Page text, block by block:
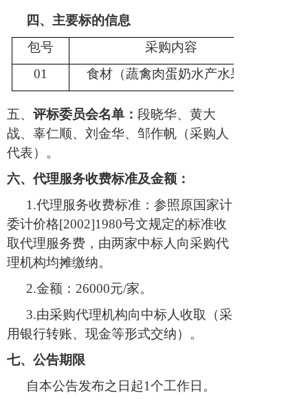
四、主要标的信息
包号
采购内容
01
食材（蔬禽肉蛋奶水产水果）
五、 评标委员会名单： 段晓华、 黄大
战、 辜仁顺、 刘金华、 邹作帆 （采购人
代表）。
六、代理服务收费标准及金额：
1.代理服务收费标准：参照原国家计
委计价格[2002]1980号文规定的标准收
取代理服务费，由两家中标人向采购代
理机构均摊缴纳。
2.金额： 26000元/家。
3.由采购代理机构向中标人收取（采
用银行转账、现金等形式交纳）。
七、公告期限
自本公告发布之日起1个工作日。